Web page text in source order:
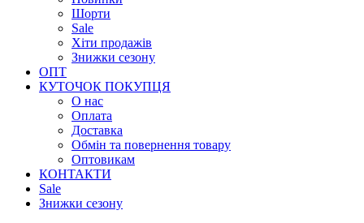
Шорти
Sale
Хіти продажів
Знижки сезону
ОПТ
КУТОЧОК ПОКУПЦЯ
О нас
Оплата
Доставка
Обмін та повернення товару
Оптовикам
КОНТАКТИ
Sale
Знижки сезону